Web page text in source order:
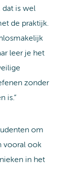
dat is wel
de praktijk.
leer je het
zonder
is.”
om
vooral ook
in het